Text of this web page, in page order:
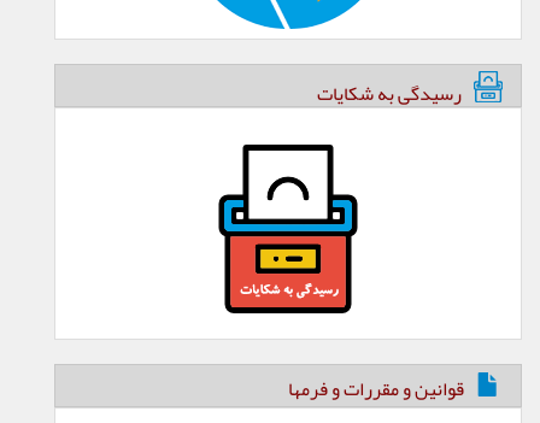
رسیدگی به شکایات
قوانین و مقررات و فرمها